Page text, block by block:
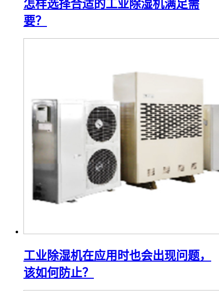
怎样选择合适的工业除湿机满足需
要？
工业除湿机在应用时也会出现问题，
该如何防止？